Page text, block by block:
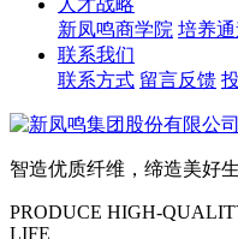
人才战略
新凤鸣商学院 培养
联系我们
联系方式 留言反馈
智造优质纤维，缔造美好
PRODUCE HIGH-
LIFE